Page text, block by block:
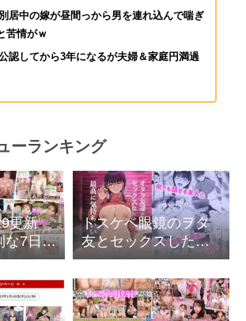
居中の嫁が昼間っから男を連れ込んで喘ぎ
苦情がｗ
認してから3年になるが夫婦＆家庭円満過
ーランキング
更新
な7日間
ル
ドスケベ眼鏡のヲタ
友とセックスしたら
ドハマりし過ぎた＠
オタク友達とのセッ
クスは最高に気持ち
いい